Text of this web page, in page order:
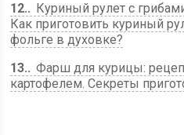
12.
Куриный рулет с
Как приготовить куриный
фольге в духовке?
13.
Фарш для курицы:
картофелем. Секреты